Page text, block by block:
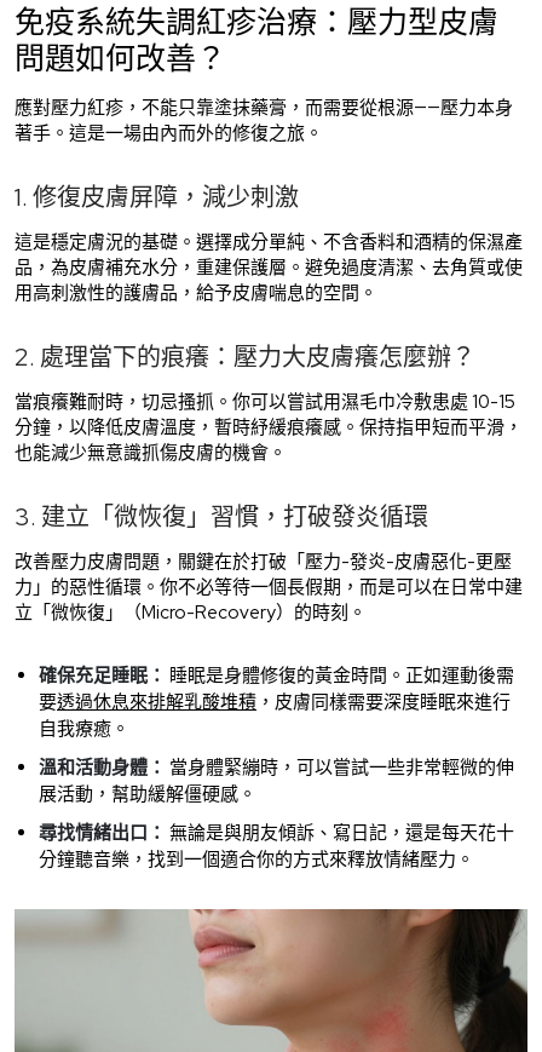
免疫系統失調紅疹治療：壓力型皮膚
問題如何改善？
應對壓力紅疹，不能只靠塗抹藥膏，而需要從根源——壓力本身
著手。這是一場由內而外的修復之旅。
1. 修復皮膚屏障，減少刺激
這是穩定膚況的基礎。選擇成分單純、不含香料和酒精的保濕產
品，為皮膚補充水分，重建保護層。避免過度清潔、去角質或使
用高刺激性的護膚品，給予皮膚喘息的空間。
2. 處理當下的痕癢：壓力大皮膚癢怎麼辦？
當痕癢難耐時，切忌搔抓。你可以嘗試用濕毛巾冷敷患處 10-15
分鐘，以降低皮膚溫度，暫時紓緩痕癢感。保持指甲短而平滑，
也能減少無意識抓傷皮膚的機會。
3. 建立「微恢復」習慣，打破發炎循環
改善壓力皮膚問題，關鍵在於打破「壓力-發炎-皮膚惡化-更壓
力」的惡性循環。你不必等待一個長假期，而是可以在日常中建
立「微恢復」（Micro-Recovery）的時刻。
確保充足睡眠： 睡眠是身體修復的黃金時間。正如運動後需
要透過休息來排解乳酸堆積 ，皮膚同樣需要深度睡眠來進行
自我療癒。
溫和活動身體： 當身體緊繃時，可以嘗試一些非常輕微的伸
展活動，幫助緩解僵硬感。
尋找情緒出口： 無論是與朋友傾訴、寫日記，還是每天花十
分鐘聽音樂，找到一個適合你的方式來釋放情緒壓力。